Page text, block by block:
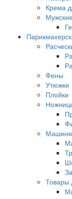
Крема
Фены
Утюжки
Плойки
Товары